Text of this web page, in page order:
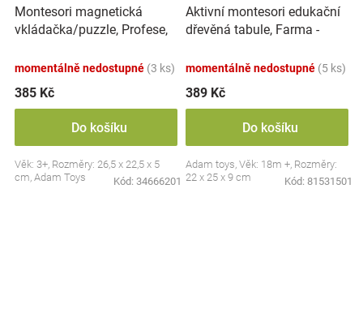
Montesori magnetická
vkládačka/puzzle, Profese,
momentálně nedostupné (3 ks)
385 Kč
Do košíku
Věk: 3+, Rozměry: 26,5 x 22,5 x 5
cm, Adam Toys
Kód: 34666201
Aktivní montesori edukační
dřevěná tabule, Farma -
momentálně nedostupné (5 ks)
389 Kč
Do košíku
Adam toys, Věk: 18m +, Rozměry:
22 x 25 x 9 cm
Kód: 81531501